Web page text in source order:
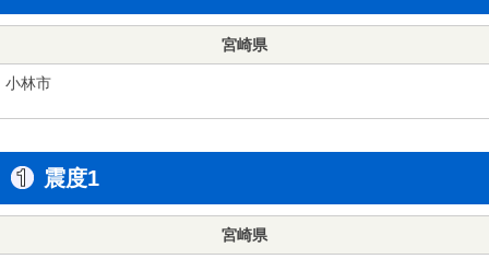
宮崎県
小林市
震度1
宮崎県